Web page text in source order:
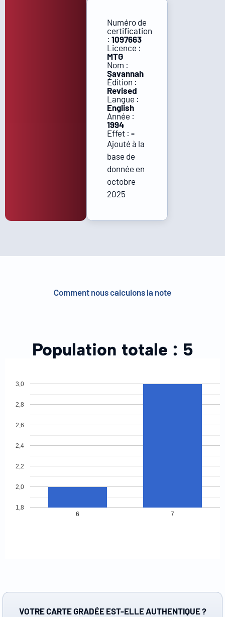
Numéro de
certification
: 1097663
Licence :
MTG
Nom :
Savannah
Édition :
Revised
Langue :
English
Année :
1994
Effet : -
Ajouté à la
base de
donnée en
octobre
2025
Comment nous calculons la note
Population totale : 5
6 7
1,8
2,0
2,2
2,4
2,6
2,8
3,0
VOTRE CARTE GRADÉE EST-ELLE AUTHENTIQUE ?